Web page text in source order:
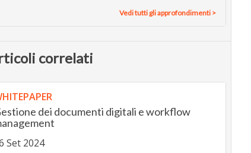
Vedi tutti gli approfondimenti >
correlati
dei documenti digitali e workflow
Set 2024